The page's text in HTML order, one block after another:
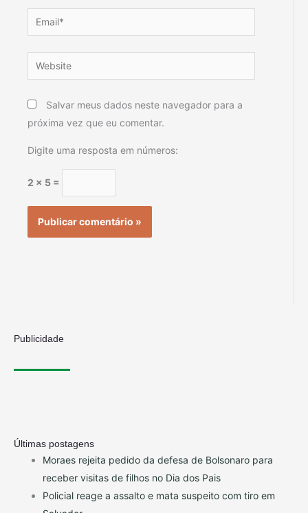
Email*
Website
Salvar meus dados neste navegador para a
próxima vez que eu comentar.
Digite uma resposta em números:
2 × 5 =
Publicidade
Últimas postagens
Moraes rejeita pedido da defesa de Bolsonaro para
receber visitas de filhos no Dia dos Pais
Policial reage a assalto e mata suspeito com tiro em